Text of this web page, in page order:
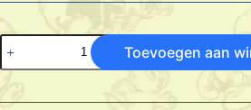
Blake
en
Mortimer
14
-
Toevoegen aan